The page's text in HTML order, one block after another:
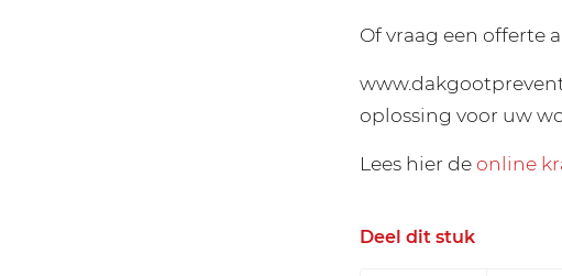
Of vraag een offerte
oplossing voor uw
Lees hier deonline
Deel dit stuk